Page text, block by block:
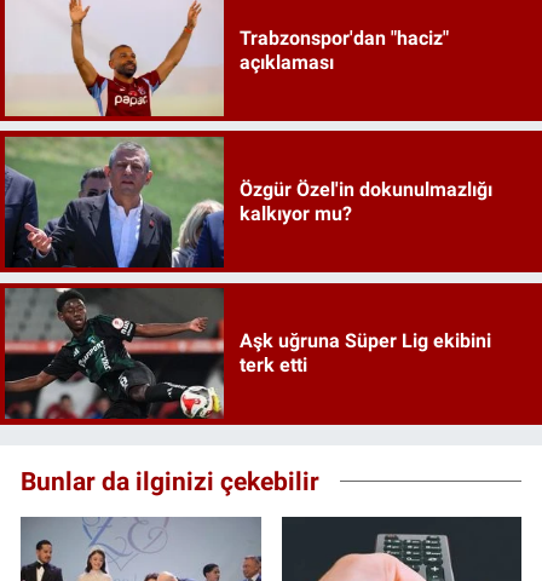
Trabzonspor'dan "haciz"
açıklaması
Özgür Özel'in dokunulmazlığı
kalkıyor mu?
Aşk uğruna Süper Lig ekibini
terk etti
Bunlar da ilginizi çekebilir